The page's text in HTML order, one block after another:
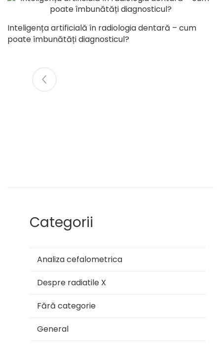
Inteligența artificială în radiologia dentară – cum
poate îmbunătăți diagnosticul?
Categorii
Analiza cefalometrica
Despre radiatile X
Fără categorie
General